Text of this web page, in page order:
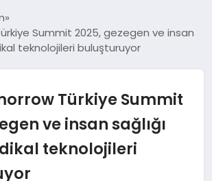
Summit 2025, gezegen ve insan
teknolojileri buluşturuyor
Türkiye Summit
ve insan sağlığı
teknolojileri